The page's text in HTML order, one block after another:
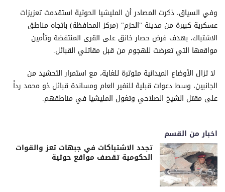
وفي السياق، ذكرت المصادر أن المليشيا الحوثية استقدمت تعزيزات
عسكرية كبيرة من مدينة "الحزم" (مركز المحافظة) باتجاه مناطق
الاشتباك، بهدف فرض حصار خانق على القرى المنتفضة وتأمين
مواقعها التي تعرضت للهجوم من قبل مقاتلي القبائل.
​ لا تزال الأوضاع الميدانية متوترة للغاية، مع استمرار التحشيد من
الجانبين، وسط دعوات قبلية للنفير العام ومساندة قبائل ذو محمد رداً
على مقتل الشيخ الصلاحي وتغول المليشيا في مناطقهم.
اخبار من القسم
تجدد الاشتباكات في جبهات تعز والقوات
الحكومية تقصف مواقع حوثية